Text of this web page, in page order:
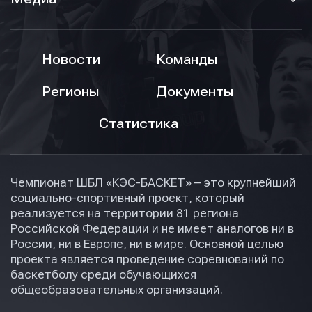
Новости
Команды
Регионы
Документы
Статистика
Чемпионат ШБЛ «КЭС-БАСКЕТ» – это крупнейший
социально-спортивный проект, который
реализуется на территории 81 региона
Российской Федерации и не имеет аналогов ни в
России, ни в Европе, ни в мире. Основной целью
проекта является проведение соревнований по
баскетболу среди обучающихся
общеобразовательных организаций.